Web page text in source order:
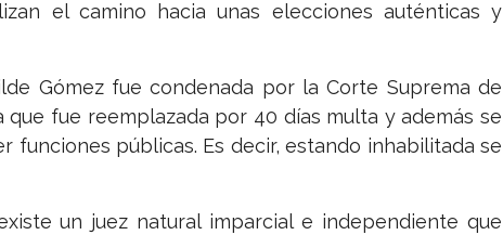
el camino hacia unas elecciones auténticas y
Gómez fue condenada por la Corte Suprema de
que fue reemplazada por 40 días multa y además se
funciones públicas. Es decir, estando inhabilitada se
un juez natural imparcial e independiente que